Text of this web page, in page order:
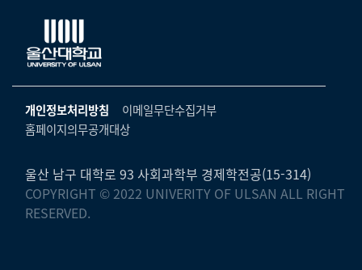
▷프랑스어·프랑스학과
▷스페인·중남미학과
▷철학·상담학과
■사회과학대학
▷사회과학부
ㆍ경제학전공
국제교류처
기초과학연구소
물리BK 미래혁신응집물질물리인재교육연구단
미래기술혁신융합형인재양성센터
반구대암각화유적보존연구소
노동조합
생명윤리위원회
온라인 기술거래 플랫폼
울산대신문
울산대학교병원
캠퍼스안전관리
개인정보처리방침
이메일무단수집거부
홈페이지의무공개대상
울산 남구 대학로 93 사회과학부 경제학전공(15-314)
COPYRIGHT © 2022 UNIVERITY OF ULSAN ALL RIGHT
RESERVED.